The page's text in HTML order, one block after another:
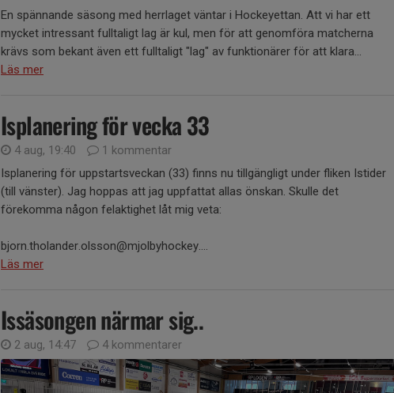
En spännande säsong med herrlaget väntar i Hockeyettan. Att vi har ett
mycket intressant fulltaligt lag är kul, men för att genomföra matcherna
krävs som bekant även ett fulltaligt "lag" av funktionärer för att klara...
Läs mer
Isplanering för vecka 33
4 aug, 19:40
1 kommentar
Isplanering för uppstartsveckan (33) finns nu tillgängligt under fliken Istider
(till vänster). Jag hoppas att jag uppfattat allas önskan. Skulle det
förekomma någon felaktighet låt mig veta:
bjorn.tholander.olsson@mjolbyhockey....
Läs mer
Issäsongen närmar sig..
2 aug, 14:47 4 kommentarer